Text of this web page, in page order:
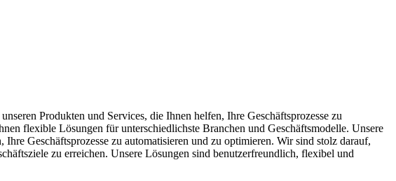
Produkten und Services, die Ihnen helfen, Ihre Geschäftsprozesse zu
flexible Lösungen für unterschiedlichste Branchen und Geschäftsmodelle. Unsere
Geschäftsprozesse zu automatisieren und zu optimieren. Wir sind stolz darauf,
zu erreichen. Unsere Lösungen sind benutzerfreundlich, flexibel und